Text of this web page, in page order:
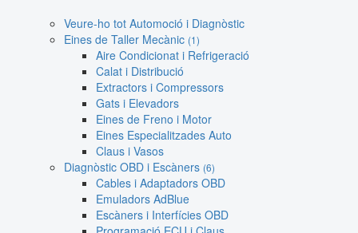
Veure-ho tot Automoció i Diagnòstic
Eines de Taller Mecànic (1)
Aire Condicionat i Refrigeració
Calat i Distribució
Extractors i Compressors
Gats i Elevadors
Eines de Freno i Motor
Eines Especialitzades Auto
Claus i Vasos
Diagnòstic OBD i Escàners (6)
Cables i Adaptadors OBD
Emuladors AdBlue
Escàners i Interfícies OBD